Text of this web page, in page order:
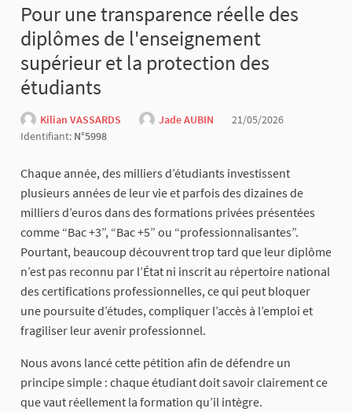
Pour une transparence réelle des
diplômes de l'enseignement
supérieur et la protection des
étudiants
Kilian VASSARDS Jade AUBIN
21/05/2026
Identifiant: N°5998
Chaque année, des milliers d’étudiants investissent
plusieurs années de leur vie et parfois des dizaines de
milliers d’euros dans des formations privées présentées
comme “Bac +3”, “Bac +5” ou “professionnalisantes”.
Pourtant, beaucoup découvrent trop tard que leur diplôme
n’est pas reconnu par l’État ni inscrit au répertoire national
des certifications professionnelles, ce qui peut bloquer
une poursuite d’études, compliquer l’accès à l’emploi et
fragiliser leur avenir professionnel.
Nous avons lancé cette pétition afin de défendre un
principe simple : chaque étudiant doit savoir clairement ce
que vaut réellement la formation qu’il intègre.